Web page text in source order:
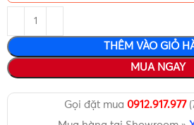
THÊM VÀO GIỎ
MUA NGAY
Gọi đặt mua 0912.917.977